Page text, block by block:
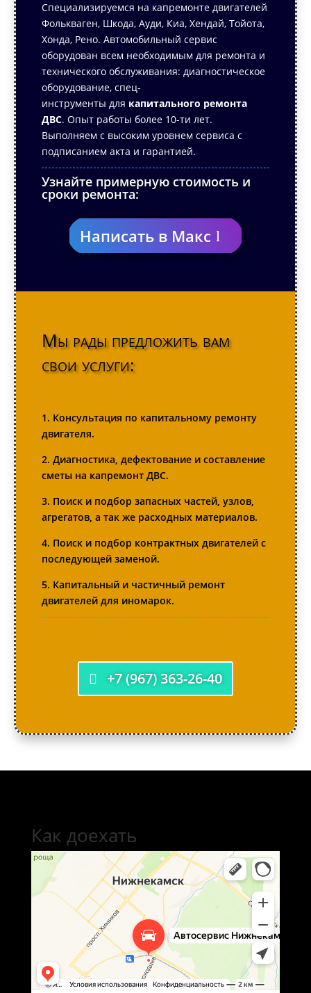
Специализируемся на капремонте двигателей
Фолькваген, Шкода, Ауди, Киа, Хендай, Тойота,
Хонда, Рено.Автомобильный сервис
оборудован всем необходимым для ремонта и
технического обслуживания: диагностическое
оборудование,спец-
инструменты для капитального ремонта
ДВС. Опыт работы более 10-ти лет.
Выполняем с высоким уровнем сервиса с
подписанием акта и гарантией.
Узнайте примерную стоимость и
сроки ремонта:
Написать в Макс
Мы рады предложить вам
свои услуги:
1. Консультация по капитальному ремонту
двигателя.
2. Диагностика, дефектование и составление
сметы на капремонт ДВС.
3. Поиск и подбор запасных частей, узлов,
агрегатов, а так же расходных материалов.
4. Поиск и подбор контрактных двигателей с
последующей заменой.
5. Капитальный и частичный ремонт
двигателей для иномарок.
+7 (967) 363-26-40
Как доехать